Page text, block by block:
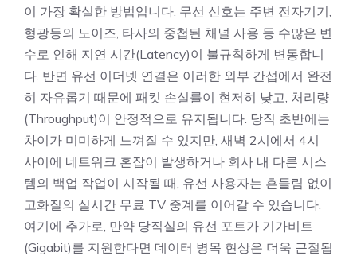
이 가장 확실한 방법입니다. 무선 신호는 주변 전자기기,
형광등의 노이즈, 타사의 중첩된 채널 사용 등 수많은 변
수로 인해 지연 시간(Latency)이 불규칙하게 변동합니
다. 반면 유선 이더넷 연결은 이러한 외부 간섭에서 완전
히 자유롭기 때문에 패킷 손실률이 현저히 낮고, 처리량
(Throughput)이 안정적으로 유지됩니다. 당직 초반에는
차이가 미미하게 느껴질 수 있지만, 새벽 2시에서 4시
사이에 네트워크 혼잡이 발생하거나 회사 내 다른 시스
템의 백업 작업이 시작될 때, 유선 사용자는 흔들림 없이
고화질의 실시간 무료 TV 중계를 이어갈 수 있습니다.
여기에 추가로, 만약 당직실의 유선 포트가 기가비트
(Gigabit)를 지원한다면 데이터 병목 현상은 더욱 근절됩